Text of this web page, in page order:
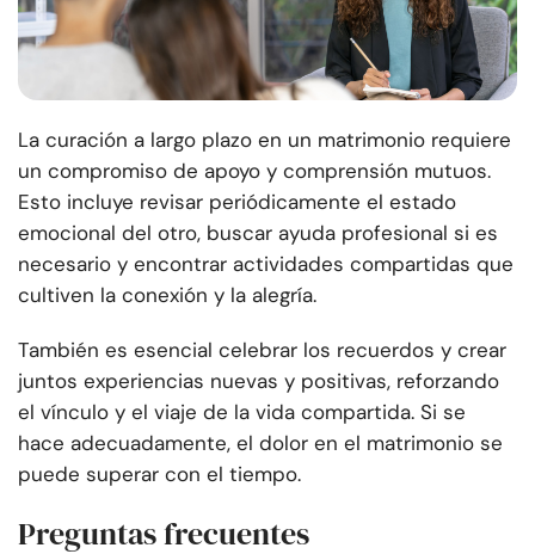
La curación a largo plazo en un matrimonio requiere
un compromiso de apoyo y comprensión mutuos.
Esto incluye revisar periódicamente el estado
emocional del otro, buscar ayuda profesional si es
necesario y encontrar actividades compartidas que
cultiven la conexión y la alegría.
También es esencial celebrar los recuerdos y crear
juntos experiencias nuevas y positivas, reforzando
el vínculo y el viaje de la vida compartida. Si se
hace adecuadamente, el dolor en el matrimonio se
puede superar con el tiempo.
Preguntas frecuentes